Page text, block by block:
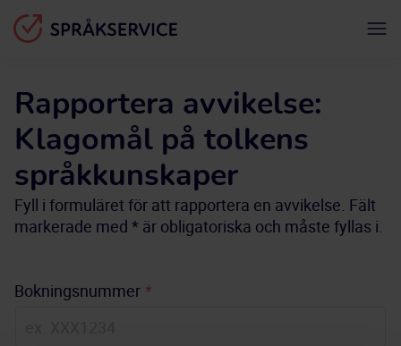
Rapportera avvikelse:
Klagomål på tolkens
språkkunskaper
Fyll i formuläret för att rapportera en avvikelse. Fält
markerade med * är obligatoriska och måste fyllas i.
Bokningsnummer *